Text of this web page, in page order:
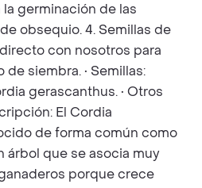
la germinación de las
obsequio. 4. Semillas de
con nosotros para
siembra. • Semillas:
gerascanthus. • Otros
El Cordia
de forma común como
árbol que se asocia muy
porque crece